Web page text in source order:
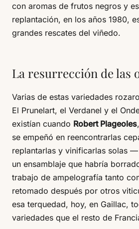
con aromas de frutos negros y
replantación, en los años 1980,
grandes rescates del viñedo.
La resurrección de las
Varias de estas variedades
El Prunelart, el Verdanel y el
existían cuando Robert Plageoles
se empeñó en reencontrarlas
replantarlas y vinificarlas solas
un ensamblaje que habría
trabajo de ampelografía tanto
retomado después por otros
esa terquedad, hoy, en Gaillac,
variedades que el resto de